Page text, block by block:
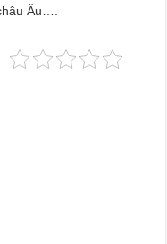
Âu….